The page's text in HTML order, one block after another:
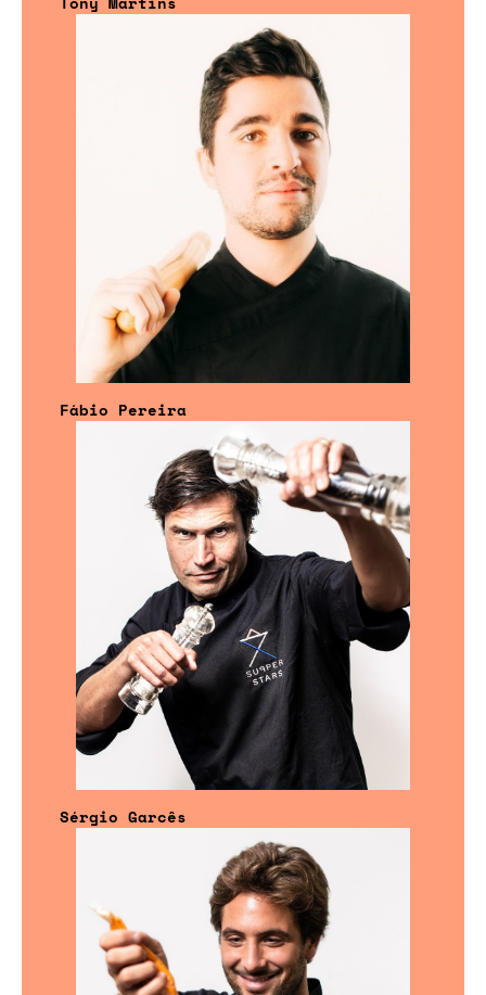
Fábio Pereira
Sérgio Garcês